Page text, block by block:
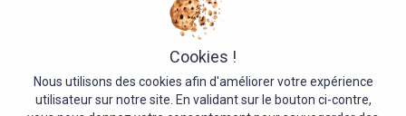
CONTACT
PRONOTE
KWARTZ
BASE STAGE
CERISE PRO
Cookies !
Nous utilisons des cookies afin d'améliorer votre expérience
utilisateur sur notre site. En validant sur le bouton ci-contre,